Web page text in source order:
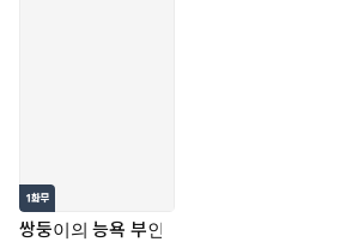
쌍둥이의 능욕 부인